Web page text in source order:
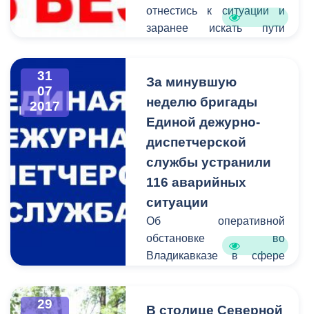
отнестись к ситуации и
заранее искать пути
31
07
2017
За минувшую
неделю бригады
Единой дежурно-
диспетчерской
службы устранили
116 аварийных
ситуации
Об оперативной
обстановке во
Владикавказе в сфере
Единая дежурно-
29
В столице Северной